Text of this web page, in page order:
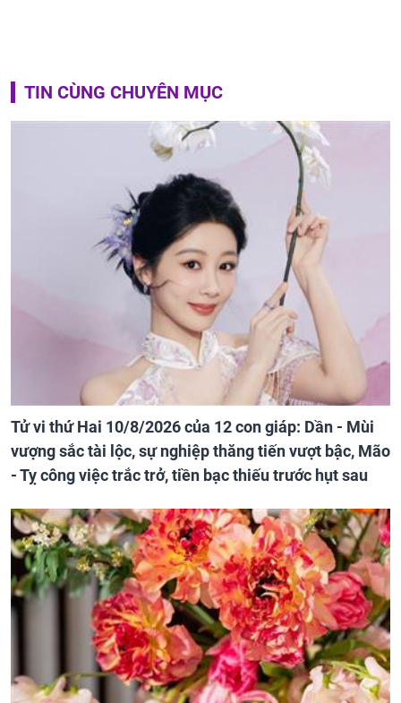
TIN CÙNG CHUYÊN MỤC
Tử vi thứ Hai 10/8/2026 của 12 con giáp: Dần - Mùi
vượng sắc tài lộc, sự nghiệp thăng tiến vượt bậc, Mão
- Tỵ công việc trắc trở, tiền bạc thiếu trước hụt sau